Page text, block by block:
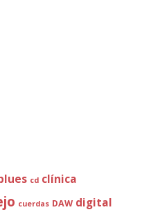
cd clínica
cuerdas DAW digital